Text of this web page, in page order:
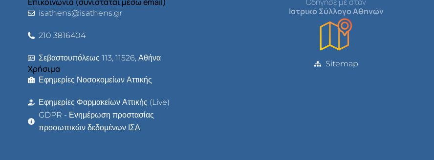
isathens@isathens.gr
210 3816404
Σεβαστουπόλεως 113, 11526, Αθήνα
Χρήσιμα
Εφημερίες Νοσοκομείων Αττικής
Εφημερίες Φαρμακείων Αττικής (Live)
GDPR - Ενημέρωση προστασίας
προσωπικών δεδομένων ΙΣΑ
Ιατρικό Σύλλογο Αθηνών
Sitemap